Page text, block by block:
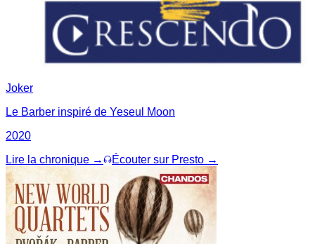
Joker
Le Barber inspiré de Yeseul Moon
2020
Lire la chronique →
Écouter sur Presto →